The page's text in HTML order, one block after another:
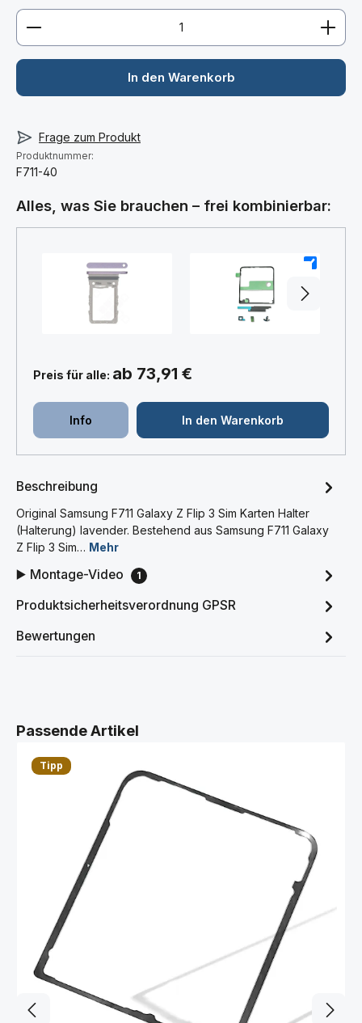
Produkt Anzahl: Gib den gewünschten Wert ein
In den Warenkorb
Frage zum Produkt
Produktnummer:
F711-40
Alles, was Sie brauchen – frei kombinierbar:
Preis für alle: ab 73,91 €
Info In den Warenkorb
Beschreibung
Original Samsung F711 Galaxy Z Flip 3 Sim Karten Halter
(Halterung) lavender. Bestehend aus Samsung F711 Galaxy
Z Flip 3 Sim… Mehr
▶️ Montage-Video 1
Produktsicherheitsverordnung GPSR
Bewertungen
Produktgalerie überspringen
Passende Artikel
Tipp